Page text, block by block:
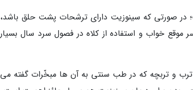
در صورتی که سینوزیت دارای ترشحات پشت حلق باشد،
موقع خواب و استفاده از کلاه در فصول سرد سال بسیار
ترب و تربچه که در طب سنتی به آن ها مبخّرات گفته می